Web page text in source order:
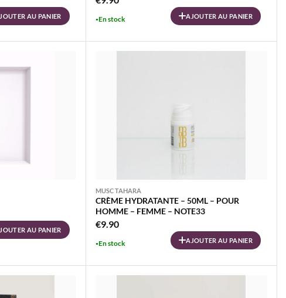
AU PANIER En stock AJOUTER AU PANIER
AU PANIER
MUSC TAHARA
CRÈME HYDRATANTE – 50ML – POUR
HOMME – FEMME – NOTE33
€9.90
En stock AJOUTER AU PANIER